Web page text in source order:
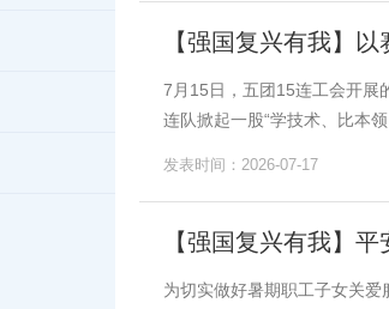
【强国复兴有我】
7月15日，五团15连工会开展
连队掀起一股“学技术、比本
发表时间：2026-07-17
【强国复兴有我】
为切实做好暑期职工子女关